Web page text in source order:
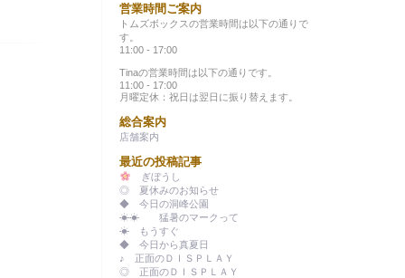
営業時間ご案内
トムズボックスの営業時間は以下の通りで
す。
11:00 - 17:00
Tinaの営業時間は以下の通りです。
11:00 - 17:00
月曜定休：祝日は翌日に振り替えます。
総合案内
店舗案内
最近の投稿記事
ぎぼうし
◎ 夏休みのお知らせ
◆ 今日の洞峰公園
☀☀ 猛暑のマークって
☀ もうすぐ
◆ 今日から真夏日
♪ 正面のＤＩＳＰＬＡＹ
◎ 正面のＤＩＳＰＬＡＹ